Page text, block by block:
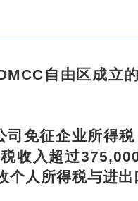
自由区成立
司免征企业所得
收入超过
个人所得税与进出